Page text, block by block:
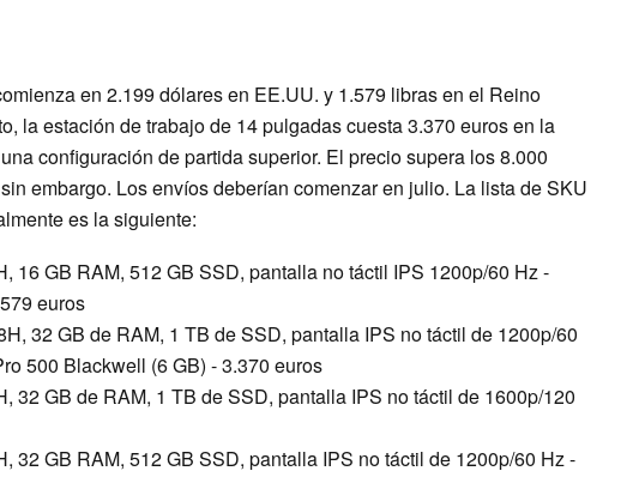
en 2.199 dólares en EE.UU. y 1.579 libras en el Reino
la estación de trabajo de 14 pulgadas cuesta 3.370 euros en la
configuración de partida superior. El precio supera los 8.000
embargo. Los envíos deberían comenzar en julio. La lista de SKU
es la siguiente:
16 GB RAM, 512 GB SSD, pantalla no táctil IPS 1200p/60 Hz -
euros
32 GB de RAM, 1 TB de SSD, pantalla IPS no táctil de 1200p/60
500 Blackwell (6 GB) - 3.370 euros
32 GB de RAM, 1 TB de SSD, pantalla IPS no táctil de 1600p/120
32 GB RAM, 512 GB SSD, pantalla IPS no táctil de 1200p/60 Hz -